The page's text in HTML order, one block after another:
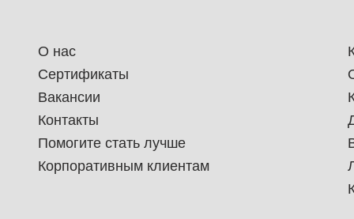
О нас
Сертификаты
Вакансии
Контакты
Помогите стать лучше
Корпоративным клиентам